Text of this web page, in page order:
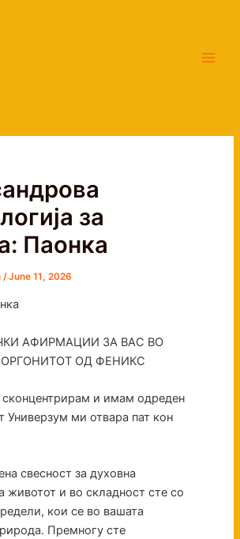
за
Паонка
/June 11, 2026
АФИРМАЦИИ ЗА ВАС ВО
ОД ФЕНИКС
сконцентрирам и имам одреден
Универзум ми отвара пат кон
свесност за духовна
животот и во складност сте со
кои се во вашата
Премногу сте